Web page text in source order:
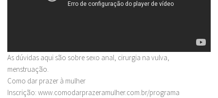
As dúvidas aqui são sobre sexo anal, cirurgia na vulva,
menstruação.
Como dar prazer à mulher
Inscrição: www.comodarprazeramulher.com.br/programa